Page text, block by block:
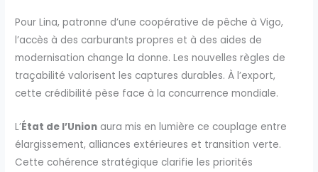
Pour Lina, patronne d’une coopérative de pêche à Vigo,
l’accès à des carburants propres et à des aides de
modernisation change la donne. Les nouvelles règles de
traçabilité valorisent les captures durables. À l’export,
cette crédibilité pèse face à la concurrence mondiale.
L’État de l’Union aura mis en lumière ce couplage entre
élargissement, alliances extérieures et transition verte.
Cette cohérence stratégique clarifie les priorités